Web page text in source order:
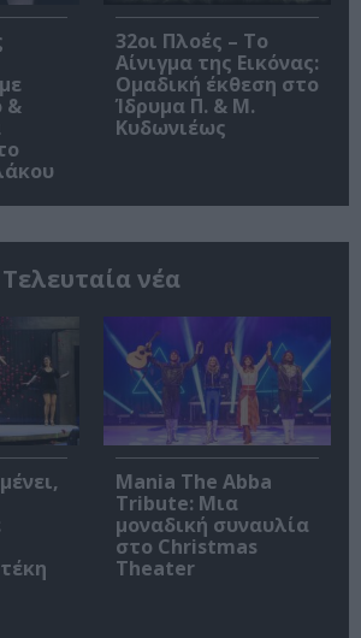
&
32οι Πλοές – Το
Αίνιγμα της Εικόνας:
Ομαδική έκθεση στο
Ίδρυμα Π. & Μ.
Κυδωνιέως
Τελευταία νέα
Mania The Abba
Tribute: Μια
μοναδική συναυλία
στο Christmas
Theater